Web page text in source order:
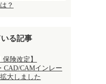
？
る記事
保険改定】
CAD/CAMインレー
大しました